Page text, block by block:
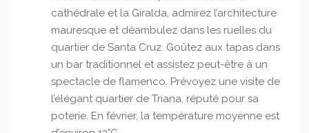
cathédrale et la Giralda, admirez l’architecture
mauresque et déambulez dans les ruelles du
quartier de Santa Cruz. Goûtez aux tapas dans
un bar traditionnel et assistez peut-être à un
spectacle de flamenco. Prévoyez une visite de
l’élégant quartier de Triana, réputé pour sa
poterie. En février, la température moyenne est